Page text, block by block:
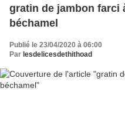
gratin de jambon farci
béchamel
Publié le 23/04/2020 à 06:00
Par lesdelicesdethithoad